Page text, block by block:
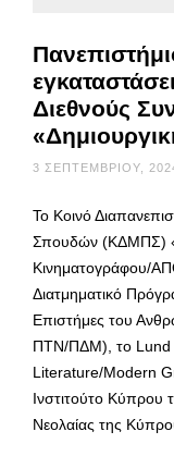
Διεθνούς
3 ΣΕΠΤΕΜΒΡΊΟΥ,
Το Κοινό
Σπουδών (ΚΔΜΠΣ)
Κινηματογράφου/
Διατμηματικό
Επιστήμες του
ΠΤΝ/ΠΔΜ), το Lund
Literature/Modern
Ινστιτούτο Κύπρου
Νεολαίας της